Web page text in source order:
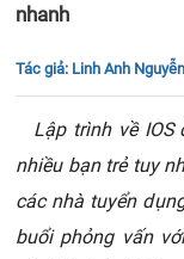
nhanh
Tác giả: Linh Anh Nguyễn
Lập trình về
nhiều bạn trẻ tuy
các nhà tuyển
buổi phỏng vấn